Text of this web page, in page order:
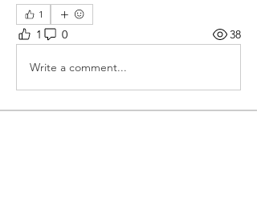
1
1 0 38
Write a comment...